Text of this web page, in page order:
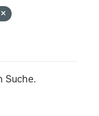
Suche.